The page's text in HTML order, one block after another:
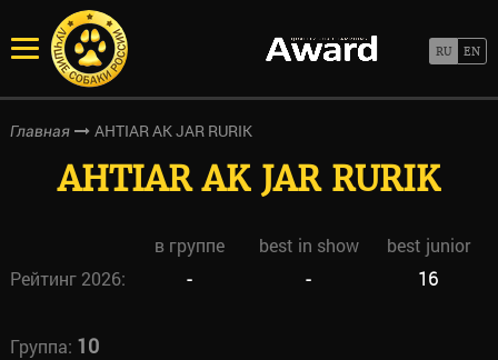
Главная AHTIAR AK JAR RURIK
AHTIAR AK JAR RURIK
в группе best in show
best junior
Рейтинг 2026:
- - 16
Группа: 10